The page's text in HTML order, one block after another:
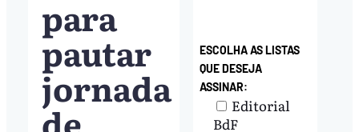
para
pautar
jornada
de
ESCOLHA AS LISTAS
QUE DESEJA
ASSINAR:
Editorial
BdF